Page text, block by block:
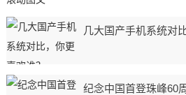
几大国产手机系统对
纪念中国首登珠峰60